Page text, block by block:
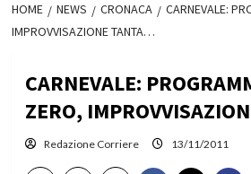
HOME NEWS CRONACA
CARNEVALE:
IMPROVVISAZIONE TANTA…
CARNEVALE:
ZERO,
Redazione Corriere 13/11/2011